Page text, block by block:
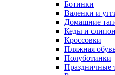
Ботинки
Валенки и
Домашние
Кеды и
Кроссовки
Пляжная
Полуботинки
Праздничные